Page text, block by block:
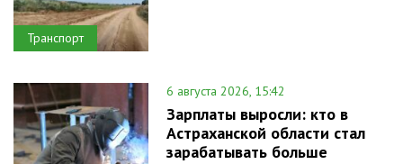
Транспорт
6 августа 2026, 15:42
Зарплаты выросли: кто в
Астраханской области стал
зарабатывать больше